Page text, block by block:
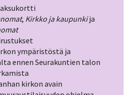
, Kirkko ja kaupunkija
ympäristöstä ja
ennen Seurakuntien talon
kirkon avain